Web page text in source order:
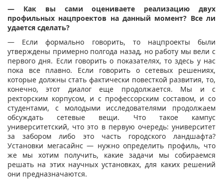
— Как вы сами оцениваете реализацию двух
профильных нацпроектов на данный момент? Все ли
удается сделать?
— Если формально говорить, то нацпроекты были
утверждены примерно полгода назад, но работу мы вели с
первого дня. Если говорить о показателях, то здесь у нас
пока все плавно. Если говорить о сетевых решениях,
которые должны стать фактически повесткой развития, то,
конечно, этот диалог еще продолжается. Мы и с
ректорским корпусом, и с профессорским составом, и со
студентами, с молодыми исследователями продолжаем
обсуждать сетевые вещи. Что такое кампус
университетский, что это в первую очередь: университет
за забором либо это часть городского ландшафта?
Установки мегасайнс — нужно определить профиль, что
же мы хотим получить, какие задачи мы собираемся
решать на этих научных установках, для каких решений
они предназначаются.